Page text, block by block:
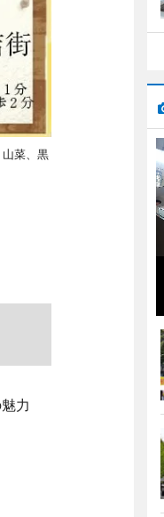
菜、黒
力